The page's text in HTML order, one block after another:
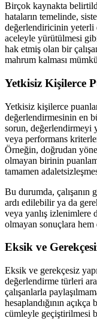
Birçok kaynakta
hataların temelinde,
değerlendiricinin yeterli
aceleyle yürütülmesi
hak etmiş olan bir
mahrum kalması
Yetkisiz Kişilerce
Yetkisiz kişilerce
değerlendirmesinin en
sorun, değerlendirmeyi
veya performans
Örneğin, doğrudan
olmayan birinin
tamamen
Bu durumda, çalışanın
ardı edilebilir ya da
veya yanlış izlenimlere
olmayan sonuçlara
Eksik ve
Eksik ve gerekçesiz
değerlendirme türleri
çalışanlarla
hesaplandığının
cümleyle geçiştirilmesi